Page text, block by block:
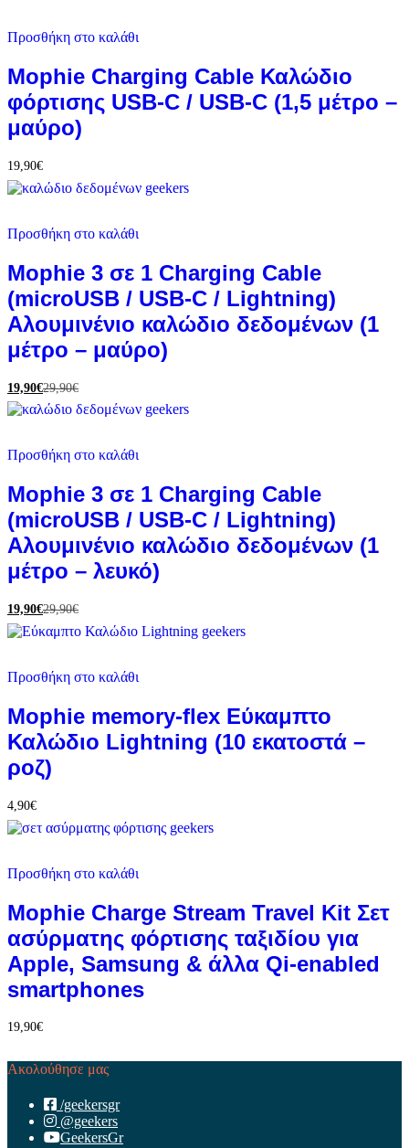
Προσθήκη στο καλάθι
Mophie Charging Cable Καλώδιο
φόρτισης USB-C / USB-C (1,5 μέτρο –
μαύρο)
19,90€
Προσθήκη στο καλάθι
Mophie 3 σε 1 Charging Cable
(microUSB / USB-C / Lightning)
Αλουμινένιο καλώδιο δεδομένων (1
μέτρο – μαύρο)
19,90€29,90€
Προσθήκη στο καλάθι
Mophie 3 σε 1 Charging Cable
(microUSB / USB-C / Lightning)
Αλουμινένιο καλώδιο δεδομένων (1
μέτρο – λευκό)
19,90€29,90€
Προσθήκη στο καλάθι
Mophie memory-flex Εύκαμπτο
Καλώδιο Lightning (10 εκατοστά –
ροζ)
4,90€
Προσθήκη στο καλάθι
Mophie Charge Stream Travel Kit Σετ
ασύρματης φόρτισης ταξιδίου για
Apple, Samsung & άλλα Qi-enabled
smartphones
19,90€
Ακολούθησε μας
/geekersgr
@geekers
GeekersGr